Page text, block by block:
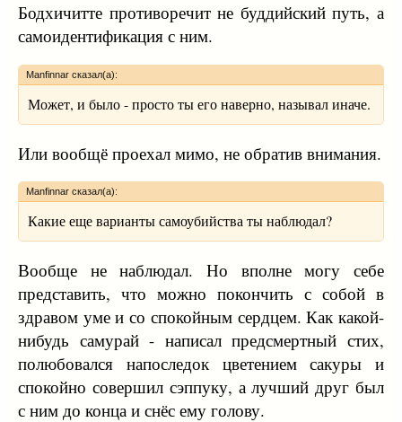
Бодхичитте противоречит не буддийский путь, а
самоидентификация с ним.
Manfinnar сказал(а):
Может, и было - просто ты его наверно, называл иначе.
Или вообщё проехал мимо, не обратив внимания.
Manfinnar сказал(а):
Какие еще варианты самоубийства ты наблюдал?
Вообще не наблюдал. Но вполне могу себе
представить, что можно покончить с собой в
здравом уме и со спокойным сердцем. Как какой-
нибудь самурай - написал предсмертный стих,
полюбовался напоследок цветением сакуры и
спокойно совершил сэппуку, а лучший друг был
с ним до конца и снёс ему голову.